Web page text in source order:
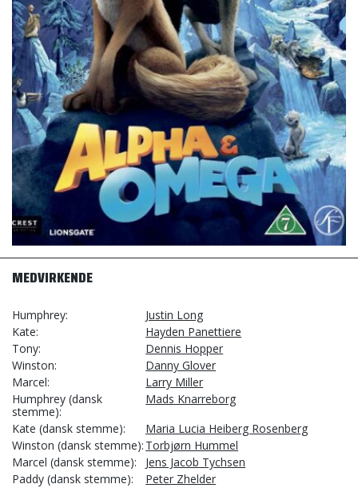
MEDVIRKENDE
Humphrey
Justin Long
Kate
Hayden Panettiere
Tony
Dennis Hopper
Winston
Danny Glover
Marcel
Larry Miller
Humphrey (dansk
stemme)
Mads Knarreborg
Kate (dansk stemme)
Maria Lucia Heiberg Rosenberg
Winston (dansk stemme) Torbjørn Hummel
Marcel (dansk stemme)
Jens Jacob Tychsen
Paddy (dansk stemme)
Peter Zhelder